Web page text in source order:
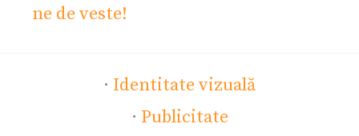
ne de veste!
· Identitate vizuală
· Publicitate